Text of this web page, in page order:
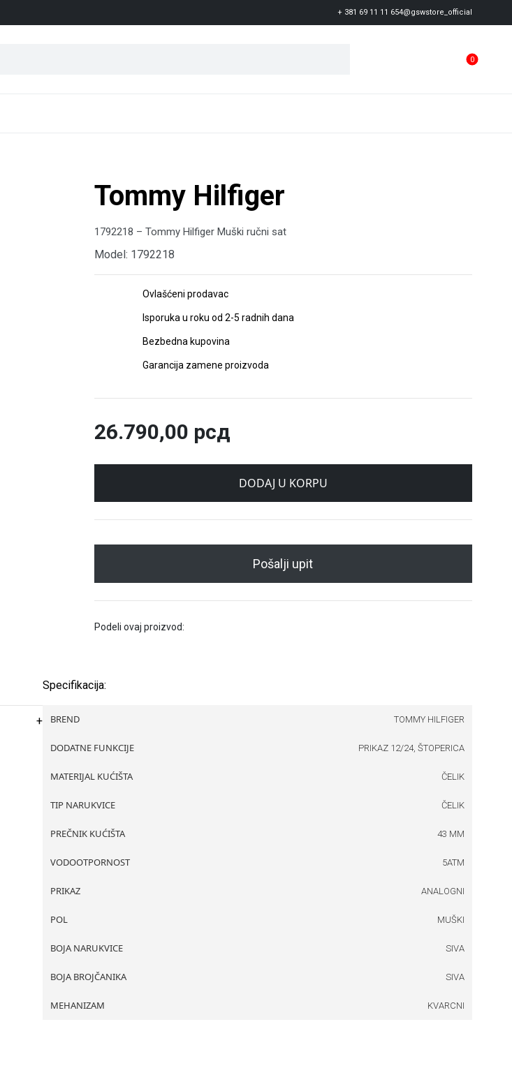
+ 381 69 11 11 654@gswstore_official
0
Tommy Hilfiger
1792218 – Tommy Hilfiger Muški ručni sat
Model: 1792218
Ovlašćeni prodavac
Isporuka u roku od 2-5 radnih dana
Bezbedna kupovina
Garancija zamene proizvoda
26.790,00 рсд
DODAJ U KORPU
Pošalji upit
Podeli ovaj proizvod:
Specifikacija:
BREND TOMMY HILFIGER
DODATNE FUNKCIJE PRIKAZ 12/24, ŠTOPERICA
MATERIJAL KUĆIŠTA ČELIK
TIP NARUKVICE ČELIK
PREČNIK KUĆIŠTA 43 MM
VODOOTPORNOST 5ATM
PRIKAZ ANALOGNI
POL MUŠKI
BOJA NARUKVICE SIVA
BOJA BROJČANIKA SIVA
MEHANIZAM KVARCNI